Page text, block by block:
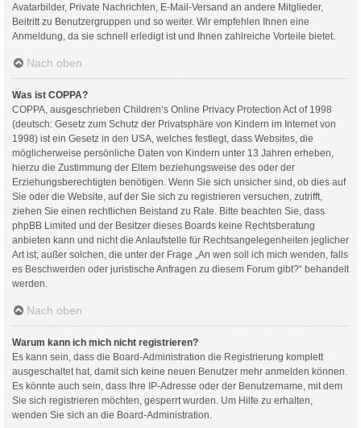
Avatarbilder, Private Nachrichten, E-Mail-Versand an andere Mitglieder,
Beitritt zu Benutzergruppen und so weiter. Wir empfehlen Ihnen eine
Anmeldung, da sie schnell erledigt ist und Ihnen zahlreiche Vorteile bietet.
Nach oben
Was ist COPPA?
COPPA, ausgeschrieben Children’s Online Privacy Protection Act of 1998
(deutsch: Gesetz zum Schutz der Privatsphäre von Kindern im Internet von
1998) ist ein Gesetz in den USA, welches festlegt, dass Websites, die
möglicherweise persönliche Daten von Kindern unter 13 Jahren erheben,
hierzu die Zustimmung der Eltern beziehungsweise des oder der
Erziehungsberechtigten benötigen. Wenn Sie sich unsicher sind, ob dies auf
Sie oder die Website, auf der Sie sich zu registrieren versuchen, zutrifft,
ziehen Sie einen rechtlichen Beistand zu Rate. Bitte beachten Sie, dass
phpBB Limited und der Besitzer dieses Boards keine Rechtsberatung
anbieten kann und nicht die Anlaufstelle für Rechtsangelegenheiten jeglicher
Art ist; außer solchen, die unter der Frage „An wen soll ich mich wenden, falls
es Beschwerden oder juristische Anfragen zu diesem Forum gibt?“ behandelt
werden.
Nach oben
Warum kann ich mich nicht registrieren?
Es kann sein, dass die Board-Administration die Registrierung komplett
ausgeschaltet hat, damit sich keine neuen Benutzer mehr anmelden können.
Es könnte auch sein, dass Ihre IP-Adresse oder der Benutzername, mit dem
Sie sich registrieren möchten, gesperrt wurden. Um Hilfe zu erhalten,
wenden Sie sich an die Board-Administration.